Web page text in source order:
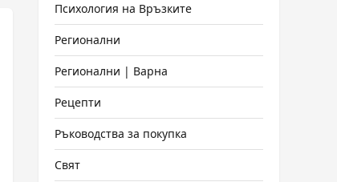
Психология на Връзките
Регионални
Регионални | Варна
Рецепти
Ръководства за покупка
Свят